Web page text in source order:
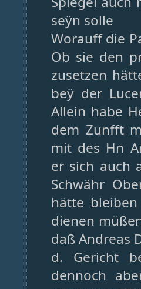
seÿn solle
Worauff die
Ob sie den
zusetzen
beÿ der
Allein habe
dem Zunfft
mit des Hn
er sich auch
Schwähr
hätte
dienen
daß Andreas
d. Gericht
dennoch